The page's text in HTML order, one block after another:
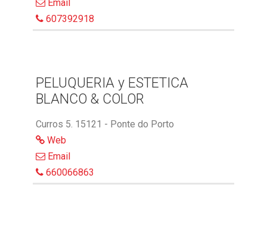
Email
607392918
PELUQUERIA y ESTETICA
BLANCO & COLOR
Curros 5. 15121 - Ponte do Porto
Web
Email
660066863